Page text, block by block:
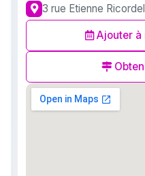
3 rue Etienne
Ajouter à